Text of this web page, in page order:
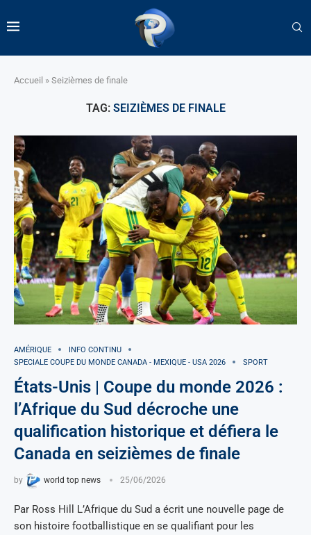
Accueil » Seizièmes de finale
TAG: SEIZIÈMES DE FINALE
AMÉRIQUE
INFO CONTINU
SPECIALE COUPE DU MONDE CANADA - MEXIQUE - USA 2026
SPORT
États-Unis | Coupe du monde 2026 :
l’Afrique du Sud décroche une
qualification historique et défiera le
Canada en seizièmes de finale
by world top news 25/06/2026
Par Ross Hill L’Afrique du Sud a écrit une nouvelle page de
son histoire footballistique en se qualifiant pour les